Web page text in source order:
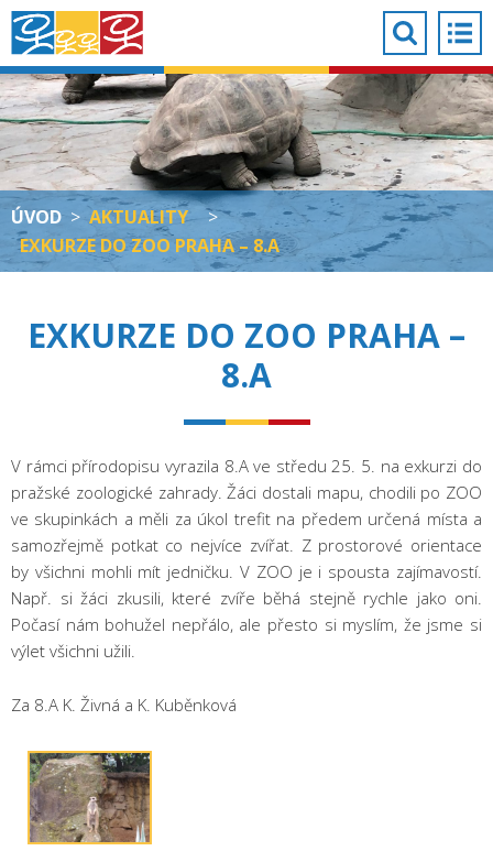
ÚVOD > AKTUALITY
>
EXKURZE DO ZOO PRAHA – 8.A
EXKURZE DO ZOO PRAHA –
8.A
V rámci přírodopisu vyrazila 8.A ve středu 25. 5. na exkurzi do
pražské zoologické zahrady. Žáci dostali mapu, chodili po ZOO
ve skupinkách a měli za úkol trefit na předem určená místa a
samozřejmě potkat co nejvíce zvířat. Z prostorové orientace
by všichni mohli mít jedničku. V ZOO je i spousta zajímavostí.
Např. si žáci zkusili, které zvíře běhá stejně rychle jako oni.
Počasí nám bohužel nepřálo, ale přesto si myslím, že jsme si
výlet všichni užili.
Za 8.A K. Živná a K. Kuběnková